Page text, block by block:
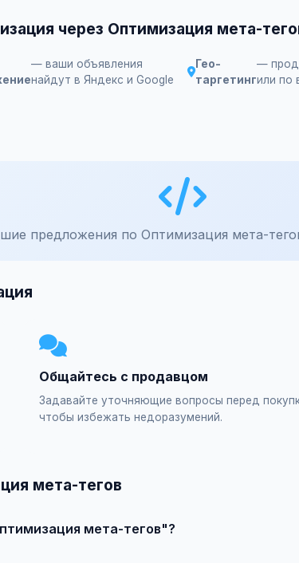
через Оптимизация мета-
— ваши объявления
найдут в Яндекс и Google
Гео-
таргетинг
—
или по
предложения по Оптимизация мета-
Общайтесь с продавцом
Задавайте уточняющие вопросы перед
чтобы избежать недоразумений.
мета-тегов
мета-тегов"?